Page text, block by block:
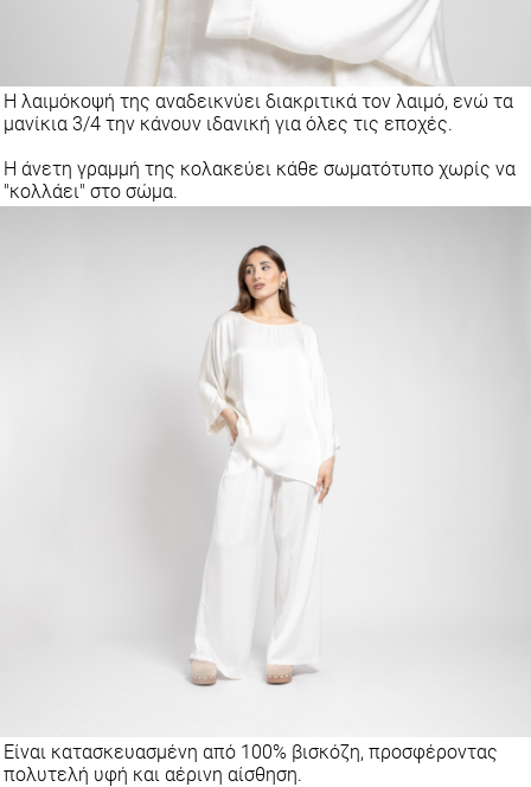
Η λαιμόκοψή της αναδεικνύει διακριτικά τον λαιμό, ενώ τα
μανίκια 3/4 την κάνουν ιδανική για όλες τις εποχές.
Η άνετη γραμμή της κολακεύει κάθε σωματότυπο χωρίς να
"κολλάει" στο σώμα.
Είναι κατασκευασμένη από 100% βισκόζη, προσφέροντας
πολυτελή υφή και αέρινη αίσθηση.